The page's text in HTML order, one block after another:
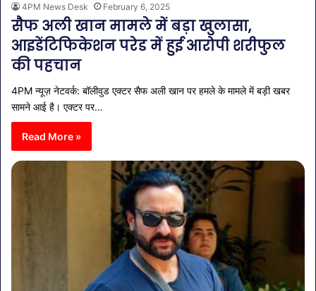
4PM News Desk February 6, 2025
सैफ अली खान मामले में बड़ा खुलासा,
आइडेंटिफिकेशन परेड में हुई आरोपी शरीफुल
की पहचान
4PM न्यूज़ नेटवर्क: बॉलीवुड एक्टर सैफ अली खान पर हमले के मामले में बड़ी खबर
सामने आई है। एक्टर पर…
Read More »